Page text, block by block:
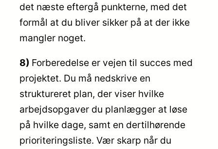
det næste eftergå punkterne, med det
formål at du bliver sikker på at der ikke
mangler noget.
8) Forberedelse er vejen til succes med
projektet. Du må nedskrive en
struktureret plan, der viser hvilke
arbejdsopgaver du planlægger at løse
på hvilke dage, samt en dertilhørende
prioriteringsliste. Vær skarp når du